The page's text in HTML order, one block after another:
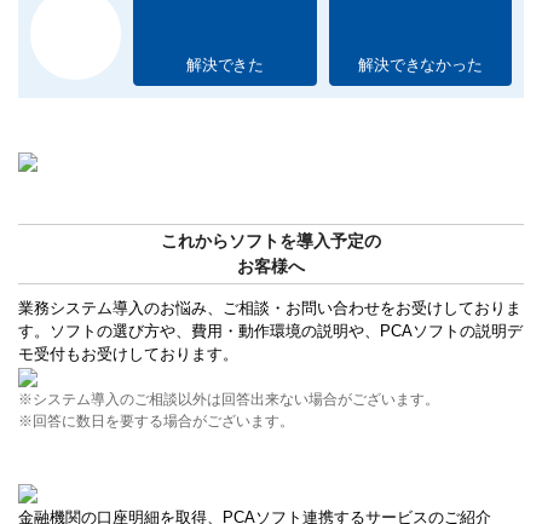
解決できた 解決できなかった
これからソフトを導入予定の
お客様へ
業務システム導入のお悩み、ご相談・お問い合わせをお受けしておりま
す。ソフトの選び方や、費用・動作環境の説明や、PCAソフトの説明デ
モ受付もお受けしております。
※システム導入のご相談以外は回答出来ない場合がございます。
※回答に数日を要する場合がございます。
金融機関の口座明細を取得、PCAソフト連携するサービスのご紹介